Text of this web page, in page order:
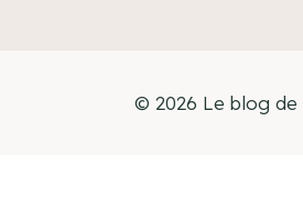
© 2026 Le blog de